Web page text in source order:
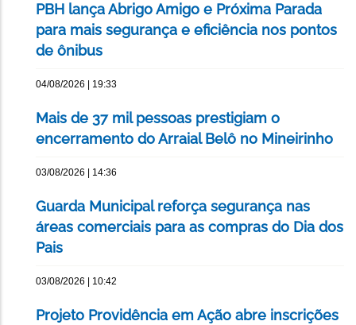
PBH lança Abrigo Amigo e Próxima Parada
para mais segurança e eficiência nos pontos
de ônibus
04/08/2026 | 19:33
Mais de 37 mil pessoas prestigiam o
encerramento do Arraial Belô no Mineirinho
03/08/2026 | 14:36
Guarda Municipal reforça segurança nas
áreas comerciais para as compras do Dia dos
Pais
03/08/2026 | 10:42
Projeto Providência em Ação abre inscrições